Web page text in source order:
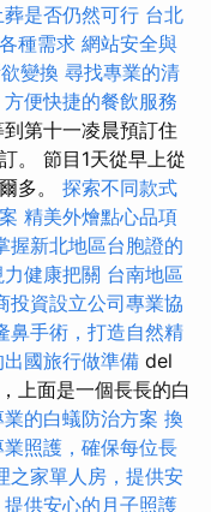
是否仍然可行 台北
種需求 網站安全與
變換 尋找專業的清
便快捷的餐飲服務
第十一凌晨預訂住
。 節目1天從早上從
多。 探索不同款式
精美外燴點心品項
握新北地區台胞證的
健康把關 台南地區
投資設立公司專業協
鼻手術，打造自然精
國旅行做準備 del
上面是一個長長的白
的白蟻防治方案 換
照護，確保每位長
之家單人房，提供安
供安心的月子照護